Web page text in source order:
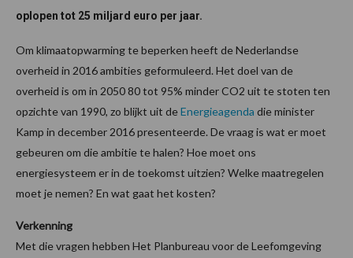
oplopen tot 25 miljard euro per jaar.
Om klimaatopwarming te beperken heeft de Nederlandse
overheid in 2016 ambities geformuleerd. Het doel van de
overheid is om in 2050 80 tot 95% minder CO2 uit te stoten ten
opzichte van 1990, zo blijkt uit deEnergieagenda die minister
Kamp in december 2016 presenteerde. De vraag is wat er moet
gebeuren om die ambitie te halen? Hoe moet ons
energiesysteem er in de toekomst uitzien? Welke maatregelen
moet je nemen? En wat gaat het kosten?
Verkenning
Met die vragen hebben Het Planbureau voor de Leefomgeving